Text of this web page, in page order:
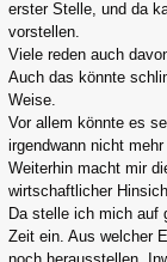
erster Stelle, und da
vorstellen.
Viele reden auch
Auch das könnte
Weise.
Vor allem könnte es
irgendwann nicht
Weiterhin macht mir
wirtschaftlicher
Da stelle ich mich auf
Zeit ein. Aus welcher